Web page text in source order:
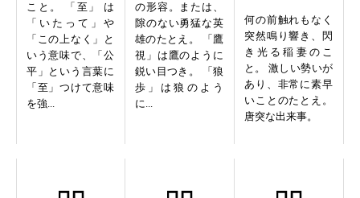
こと。 「至」 は
「いたって」や
「この上なく」と
いう意味で、「公
平」という言葉に
「至」つけて意味
を強...
の形容。または、
隙のない勇猛な英
雄のたとえ。 「鷹
視」は鷹のように
鋭い目つき。 「狼
歩」は狼のよう
に...
何の前触れもなく
突然鳴り響き、閃
き光る稲妻のこ
と。 激しい勢いが
あり、非常に素早
いことのたとえ。
唐突な出来事。